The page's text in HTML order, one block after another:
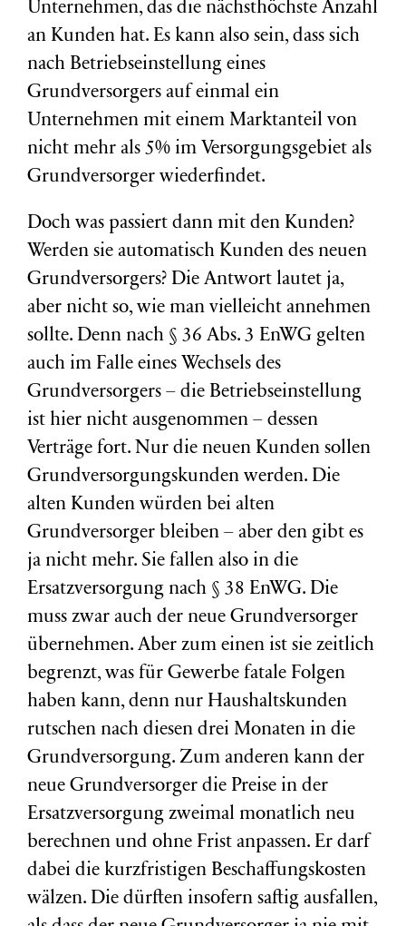
Unternehmen, das die nächsthöchste Anzahl
an Kunden hat. Es kann also sein, dass sich
nach Betriebseinstellung eines
Grundversorgers auf einmal ein
Unternehmen mit einem Marktanteil von
nicht mehr als 5% im Versorgungsgebiet als
Grundversorger wiederfindet.
Doch was passiert dann mit den Kunden?
Werden sie automatisch Kunden des neuen
Grundversorgers? Die Antwort lautet ja,
aber nicht so, wie man vielleicht annehmen
sollte. Denn nach § 36 Abs. 3 EnWG gelten
auch im Falle eines Wechsels des
Grundversorgers – die Betriebseinstellung
ist hier nicht ausgenommen – dessen
Verträge fort. Nur die neuen Kunden sollen
Grundversorgungskunden werden. Die
alten Kunden würden bei alten
Grundversorger bleiben – aber den gibt es
ja nicht mehr. Sie fallen also in die
Ersatzversorgung nach § 38 EnWG. Die
muss zwar auch der neue Grundversorger
übernehmen. Aber zum einen ist sie zeitlich
begrenzt, was für Gewerbe fatale Folgen
haben kann, denn nur Haushaltskunden
rutschen nach diesen drei Monaten in die
Grundversorgung. Zum anderen kann der
neue Grundversorger die Preise in der
Ersatzversorgung zweimal monatlich neu
berechnen und ohne Frist anpassen. Er darf
dabei die kurzfristigen Beschaffungskosten
wälzen. Die dürften insofern saftig ausfallen,